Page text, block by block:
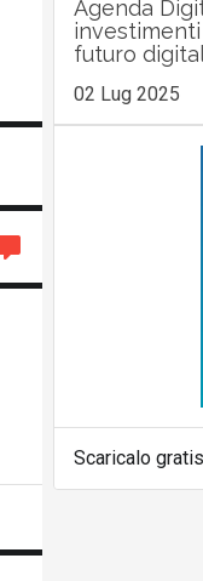
Agenda
futuro
02 Lug 2025
Scaricalo